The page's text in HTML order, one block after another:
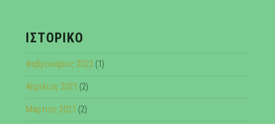
ΙΣΤΟΡΙΚΌ
Φεβρουάριος 2022(1)
Απρίλιος 2021 (2)
Μάρτιος 2021 (2)